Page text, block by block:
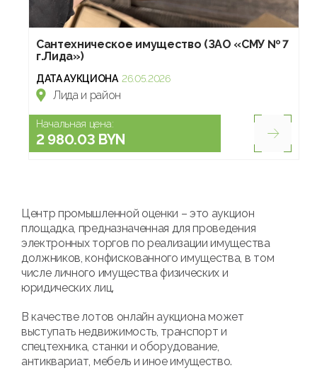
Сантехническое имущество (ЗАО «СМУ № 7
г.Лида»)
ДАТА АУКЦИОНА 26.05.2026
Лида и район
Начальная цена:
2 980.03 BYN
Центр промышленной оценки – это аукцион
площадка, предназначенная для проведения
электронных торгов по реализации имущества
должников, конфискованного имущества, в том
числе личного имущества физических и
юридических лиц.
В качестве лотов онлайн аукциона может
выступать недвижимость, транспорт и
спецтехника, станки и оборудование,
антиквариат, мебель и иное имущество.